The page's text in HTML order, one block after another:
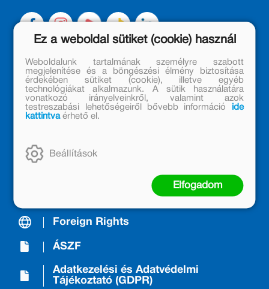
A Kiadóról/About us
Móra Mintabolt
Kapcsolat
Nyereményjáték-szabályzat
Foreign Rights
ÁSZF
Adatkezelési és Adatvédelmi
Tájékoztató (GDPR)
Ez a weboldal sütiket (cookie) használ
Weboldalunk tartalmának személyre szabott
megjelenítése és a böngészési élmény biztosítása
érdekében sütiket (cookie), illetve egyéb
technológiákat alkalmazunk. A sütik használatára
vonatkozó irányelveinkről, valamint azok
testreszabási lehetőségeiről bővebb információ
ide
kattintvaérhető el.
Beállítások
Elfogadom